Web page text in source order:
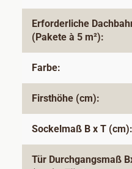
Erforderliche
(Pakete à 5 m²):
Farbe:
Firsthöhe (cm):
Sockelmaß B x T (cm):
Tür Durchgangsmaß